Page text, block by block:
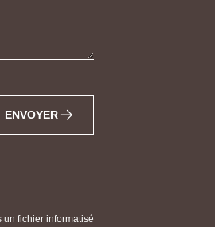
ENVOYER
fichier informatisé